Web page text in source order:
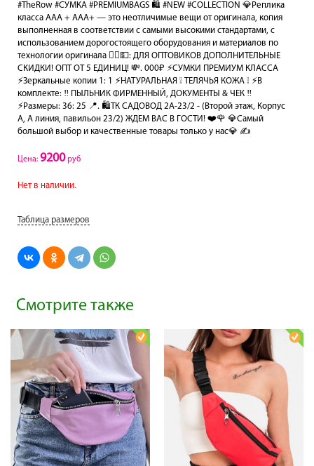
#TheRow #СУМКА #PREMIUMBAGS 🛍️ #NEW #COLLECTION 💎Реплика
класса AAA + ААА+ — это неотличимые вещи от оригинала, копия
выполненная в соответствии с самыми высокими стандартами, с
использованием дорогостоящего оборудования и материалов по
технологии оригинала 🙋‍♂️💵: ДЛЯ ОПТОВИКОВ ДОПОЛНИТЕЛЬНЫЕ
СКИДКИ! ОПТ ОТ 5 ЕДИНИЦ! 💸. 000₽ ⚡️СУМКИ ПРЕМИУМ КЛАССА
⚡️Зеркальные копии 1: 1 ⚡️НАТУРАЛЬНАЯ ❕ ТЕЛЯЧЬЯ КОЖА ❕ ⚡️В
комплекте: ‼️ ПЫЛЬНИК ФИРМЕННЫЙ, ДОКУМЕНТЫ & ЧЕК ‼️
⚡️Размеры: 36: 25 📍. 🛍️ТК САДОВОД 2А-23/2 - (Второй этаж, Корпус
А, А линия, павильон 23/2) ЖДЕМ ВАС В ГОСТИ! ❤️🌹 💎Самый
большой выбор и качественные товары только у нас💎 ✍️
Цена: 9200руб
Нет в наличии.
Таблица размеров
Смотрите также